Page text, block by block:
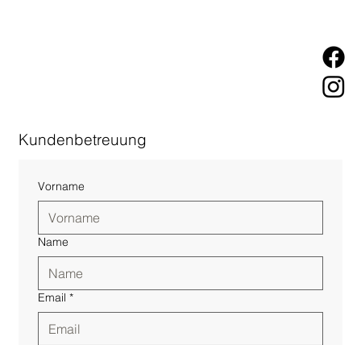
Kundenbetreuung
Vorname
Name
Email *